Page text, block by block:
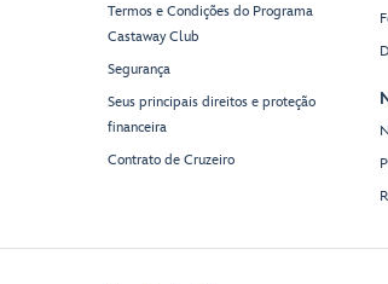
Termos e Condições do Programa
Castaway Club
Segurança
Seus principais direitos e proteção
financeira
Contrato de Cruzeiro